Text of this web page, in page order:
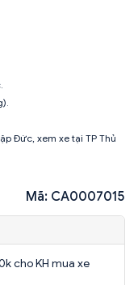
Đức, xem xe tại TP Thủ
Mã: CA0007015
cho KH mua xe